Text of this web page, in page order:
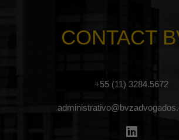
CONTACT
+55 (11) 3284.5672